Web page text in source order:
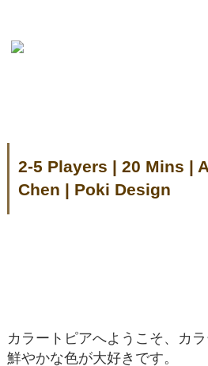
2-5 Players | 20 Mins |
Chen | Poki Design
カラートピアへようこそ、カ
鮮やかな色が大好きです。